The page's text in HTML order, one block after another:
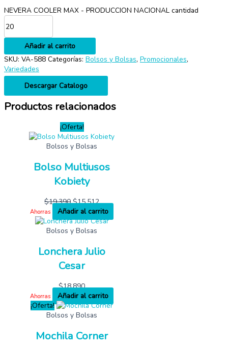
NEVERA COOLER MAX - PRODUCCION NACIONAL cantidad
Añadir al carrito
SKU: VA-588 Categorías: Bolsos y Bolsas, Promocionales,
Variedades
Descargar Catalogo
Productos relacionados
¡Oferta!
Bolsos y Bolsas
Bolso Multiusos
Kobiety
$19,390 $15,512
Ahorras
Añadir al carrito
Bolsos y Bolsas
Lonchera Julio
Cesar
$18,890
Ahorras
Añadir al carrito
¡Oferta!
Bolsos y Bolsas
Mochila Corner